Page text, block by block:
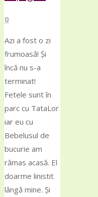
0
Azi a fost o zi
frumoasă! Și
încă nu s-a
terminat!
Fetele sunt în
parc cu TataLor
iar eu cu
Bebelusul de
bucurie am
rămas acasă. El
doarme linistit
lângă mine. Și